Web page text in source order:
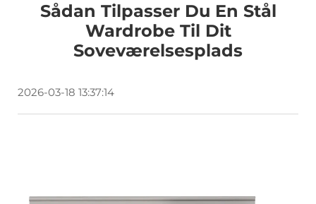
Sådan Tilpasser Du En Stål
Wardrobe Til Dit
Soveværelsesplads
2026-03-18 13:37:14